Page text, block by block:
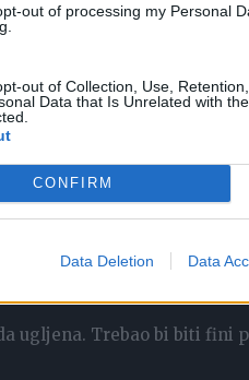
out of processing my Personal
out of Collection, Use,
Data that Is Unrelated with
CONFIRM
Data Deletion Data
i ekološki prihvatljiva i
ugljena. Trebao bi biti fini